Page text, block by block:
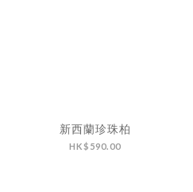
新西蘭珍珠柏
HK$590.00